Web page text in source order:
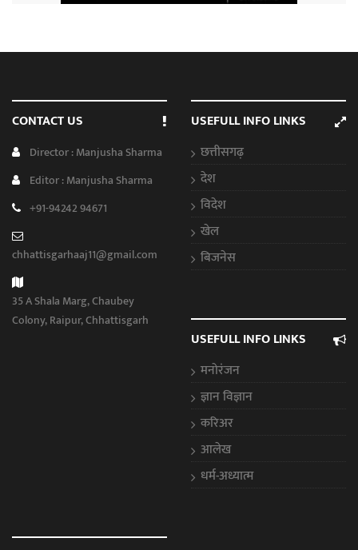
CONTACT US
Director : Manjusha Sharma
Editor : Manjusha Sharma
+91-94242 94671
chhattisgarhaaj11@gmail.com
35 A Shala Marg, Chaubey
Colony, Raipur, Chhattisgarh
USEFULL INFO LINKS
छत्तीसगढ़
देश
विदेश
खेल
बिजनेस
USEFULL INFO LINKS
मनोरंजन
ज्ञान विज्ञान
करिअर
आलेख
धर्म-अध्यात्म